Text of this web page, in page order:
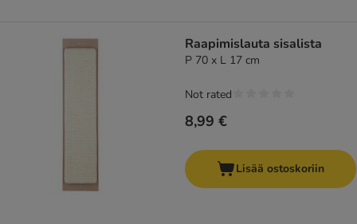
Raapimislauta sisalista
P 70 x L 17 cm
8,99 €
Not rated
Lisää ostoskoriin